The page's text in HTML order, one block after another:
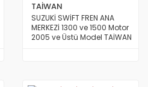
TAİWAN
SUZUKİ SWİFT FREN ANA
MERKEZİ 1300 ve 1500 Motor
2005 ve Üstü Model TAİWAN